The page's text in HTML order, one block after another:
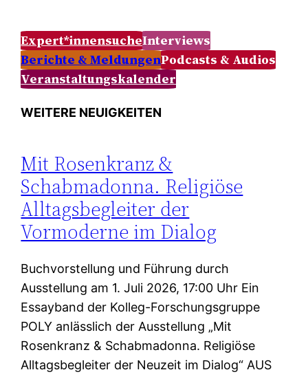
Expert*innensucheInterviews
Berichte & MeldungenPodcasts & Audios
Veranstaltungskalender
WEITERE NEUIGKEITEN
Mit Rosenkranz &
Schabmadonna. Religiöse
Alltagsbegleiter der
Vormoderne im Dialog
Buchvorstellung und Führung durch
Ausstellung am 1. Juli 2026, 17:00 Uhr Ein
Essayband der Kolleg-Forschungsgruppe
POLY anlässlich der Ausstellung „Mit
Rosenkranz & Schabmadonna. Religiöse
Alltagsbegleiter der Neuzeit im Dialog“ AUS